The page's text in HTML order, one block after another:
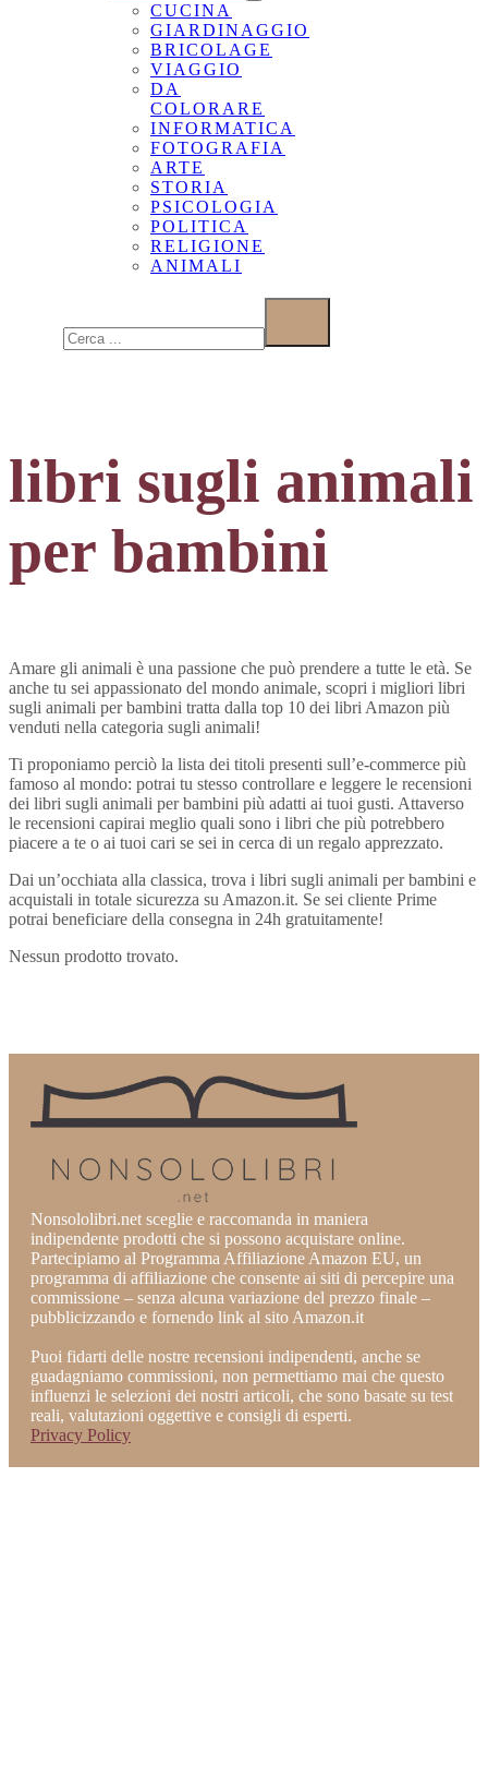
CUCINA
GIARDINAGGIO
BRICOLAGE
VIAGGIO
DA
COLORARE
INFORMATICA
FOTOGRAFIA
ARTE
STORIA
PSICOLOGIA
POLITICA
RELIGIONE
ANIMALI
libri sugli animali
per bambini
Amare gli animali è una passione che può prendere a tutte le età. Se
anche tu sei appassionato del mondo animale, scopri i migliori libri
sugli animali per bambini tratta dalla top 10 dei libri Amazon più
venduti nella categoria sugli animali!
Ti proponiamo perciò la lista dei titoli presenti sull’e-commerce più
famoso al mondo: potrai tu stesso controllare e leggere le recensioni
dei libri sugli animali per bambini più adatti ai tuoi gusti. Attaverso
le recensioni capirai meglio quali sono i libri che più potrebbero
piacere a te o ai tuoi cari se sei in cerca di un regalo apprezzato.
Dai un’occhiata alla classica, trova i libri sugli animali per bambini e
acquistali in totale sicurezza su Amazon.it. Se sei cliente Prime
potrai beneficiare della consegna in 24h gratuitamente!
Nessun prodotto trovato.
Nonsololibri.net sceglie e raccomanda in maniera
indipendente prodotti che si possono acquistare online.
Partecipiamo al Programma Affiliazione Amazon EU, un
programma di affiliazione che consente ai siti di percepire una
commissione – senza alcuna variazione del prezzo finale –
pubblicizzando e fornendo link al sito Amazon.it
Puoi fidarti delle nostre recensioni indipendenti, anche se
guadagniamo commissioni, non permettiamo mai che questo
influenzi le selezioni dei nostri articoli, che sono basate su test
reali, valutazioni oggettive e consigli di esperti.
Privacy Policy